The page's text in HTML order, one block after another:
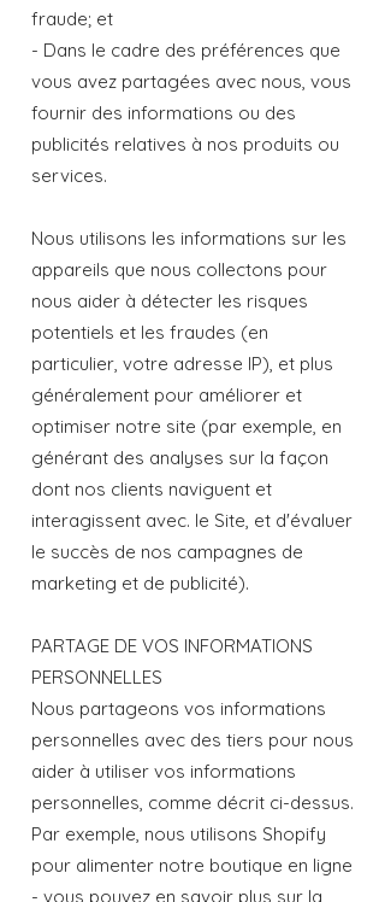
fraude; et
- Dans le cadre des préférences que
vous avez partagées avec nous, vous
fournir des informations ou des
publicités relatives à nos produits ou
services.
Nous utilisons les informations sur les
appareils que nous collectons pour
nous aider à détecter les risques
potentiels et les fraudes (en
particulier, votre adresse IP), et plus
généralement pour améliorer et
optimiser notre site (par exemple, en
générant des analyses sur la façon
dont nos clients naviguent et
interagissent avec. le Site, et d'évaluer
le succès de nos campagnes de
marketing et de publicité).
PARTAGE DE VOS INFORMATIONS
PERSONNELLES
Nous partageons vos informations
personnelles avec des tiers pour nous
aider à utiliser vos informations
personnelles, comme décrit ci-dessus.
Par exemple, nous utilisons Shopify
pour alimenter notre boutique en ligne
- vous pouvez en savoir plus sur la